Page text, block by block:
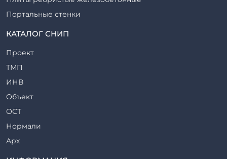
Портальные стенки
Прогоны железобетонные
Ригели железобетонные
Сваи железобетонные
Стеновые блоки
Стойки железобетонные
Столбы железобетонные
Закладные детали
Трубы железобетонные
КАТАЛОГ СНИП
Проект
ТМП
ИНВ
Объект
ОСТ
Нормали
Арх
ТР